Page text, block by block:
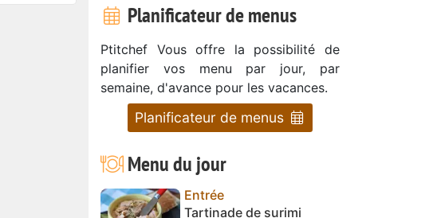
Planificateur de menus
Ptitchef Vous offre la possibilité de
planifier vos menu par jour, par
semaine, d'avance pour les vacances.
Planificateur de menus
Menu du jour
Entrée
Tartinade de surimi